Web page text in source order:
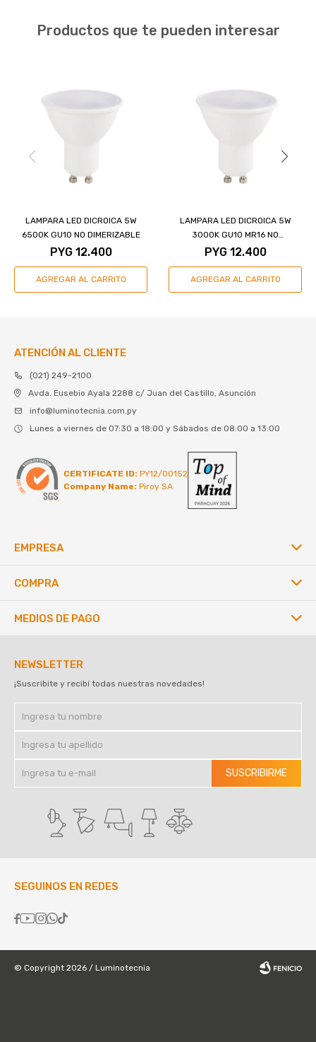
Productos que te pueden interesar
LAMPARA LED DICROICA 5W
6500K GU10 NO DIMERIZABLE
PYG 12.400
LAMPARA LED DICROICA 5W
3000K GU10 MR16 NO
DIMERIZABLE
PYG 12.400
ATENCIÓN AL CLIENTE
(021) 249-2100
Avda. Eusebio Ayala 2288 c/ Juan del Castillo, Asunción
info@luminotecnia.com.py
Lunes a viernes de 07:30 a 18:00 y Sábados de 08:00 a 13:00
CERTIFICATE ID: PY12/00152
Company Name: Piroy SA
EMPRESA
COMPRA
NEWSLETTER
¡Suscribite y recibí todas nuestras novedades!
SUSCRIBIRME
SEGUINOS EN REDES

MEDIOS DE PAGO
© Copyright 2026 / Luminotecnia